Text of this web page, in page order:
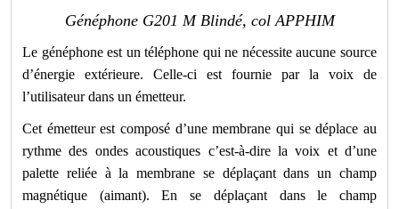
Généphone G201 M Blindé, col APPHIM
Le généphone est un téléphone qui ne nécessite aucune source
d’énergie extérieure. Celle-ci est fournie par la voix de
l’utilisateur dans un émetteur.
Cet émetteur est composé d’une membrane qui se déplace au
rythme des ondes acoustiques c’est-à-dire la voix et d’une
palette reliée à la membrane se déplaçant dans un champ
magnétique (aimant). En se déplaçant dans le champ